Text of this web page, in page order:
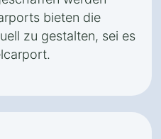
bieten die
zu gestalten, sei es